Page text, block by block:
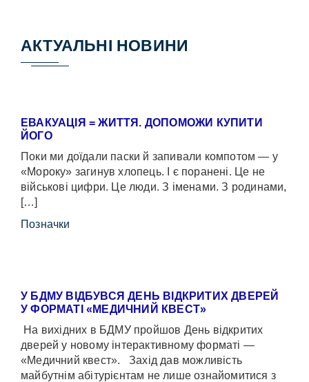
АКТУАЛЬНІ НОВИНИ
ЕВАКУАЦІЯ = ЖИТТЯ. ДОПОМОЖИ КУПИТИ
ЙОГО
Поки ми доїдали паски й запивали компотом — у
«Мороку» загинув хлопець. І є поранені. Це не
військові цифри. Це люди. З іменами. З родинами,
[…]
Позначки
У БДМУ ВІДБУВСЯ ДЕНЬ ВІДКРИТИХ ДВЕРЕЙ
У ФОРМАТІ «МЕДИЧНИЙ КВЕСТ»
На вихідних в БДМУ пройшов День відкритих
дверей у новому інтерактивному форматі —
«Медичний квест». Захід дав можливість
майбутнім абітурієнтам не лише ознайомитися з